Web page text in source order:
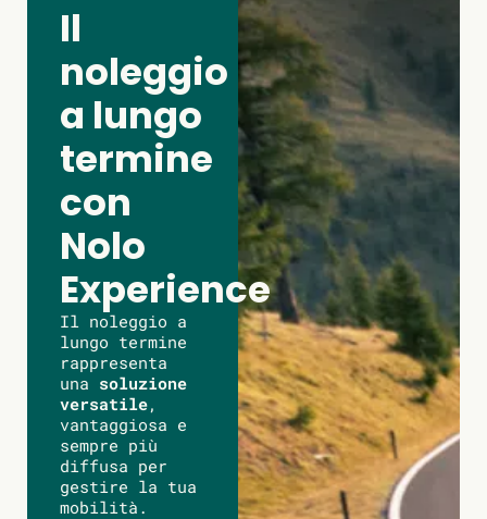
Il
noleggio
a lungo
termine
con
Nolo
Experience
Il noleggio a
lungo termine
rappresenta
una soluzione
versatile,
vantaggiosa e
sempre più
diffusa per
gestire la tua
mobilità.